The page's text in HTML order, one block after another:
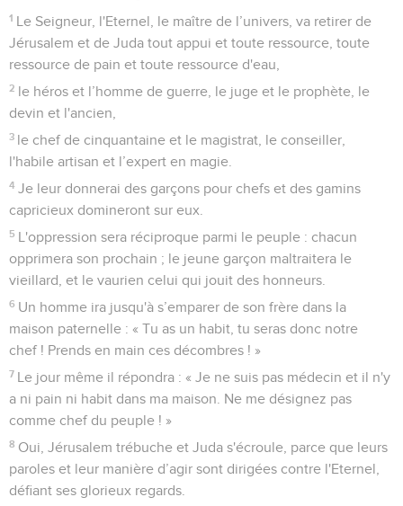
1 Le Seigneur, l'Eternel, le maître de l’univers, va retirer de
Jérusalem et de Juda tout appui et toute ressource, toute
ressource de pain et toute ressource d'eau,
2 le héros et l’homme de guerre, le juge et le prophète, le
devin et l'ancien,
3 le chef de cinquantaine et le magistrat, le conseiller,
l'habile artisan et l’expert en magie.
4 Je leur donnerai des garçons pour chefs et des gamins
capricieux domineront sur eux.
5 L'oppression sera réciproque parmi le peuple : chacun
opprimera son prochain ; le jeune garçon maltraitera le
vieillard, et le vaurien celui qui jouit des honneurs.
6 Un homme ira jusqu'à s’emparer de son frère dans la
maison paternelle : « Tu as un habit, tu seras donc notre
chef ! Prends en main ces décombres ! »
7 Le jour même il répondra : « Je ne suis pas médecin et il n'y
a ni pain ni habit dans ma maison. Ne me désignez pas
comme chef du peuple ! »
8 Oui, Jérusalem trébuche et Juda s'écroule, parce que leurs
paroles et leur manière d’agir sont dirigées contre l'Eternel,
défiant ses glorieux regards.